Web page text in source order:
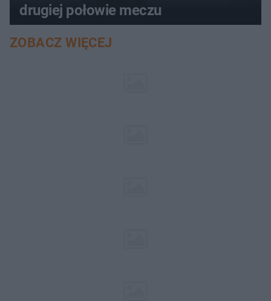
drugiej połowie meczu
ZOBACZ WIĘCEJ